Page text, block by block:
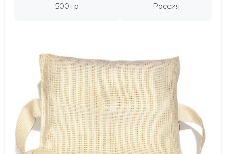
500 гр
Россия